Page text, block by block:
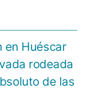
en Huéscar
rodeada
de las